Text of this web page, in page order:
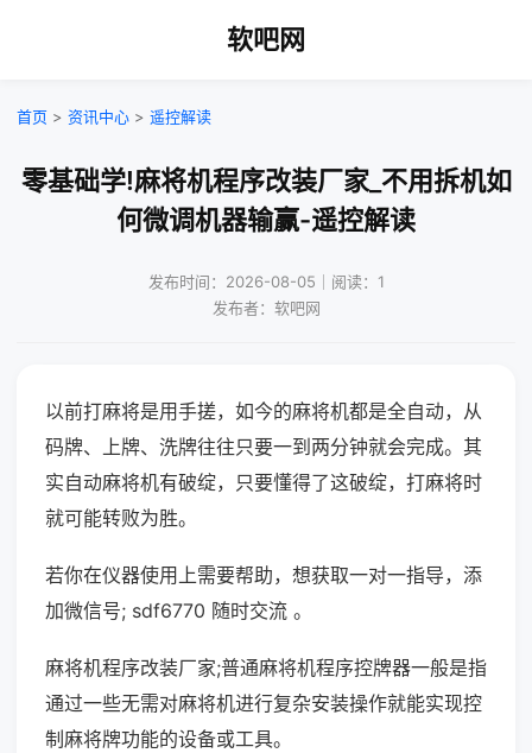
软吧网
首页 > 资讯中心 > 遥控解读
零基础学!麻将机程序改装厂家_不用拆机如
何微调机器输赢-遥控解读
发布时间：2026-08-05｜阅读：1
发布者：软吧网
以前打麻将是用手搓，如今的麻将机都是全自动，从
码牌、上牌、洗牌往往只要一到两分钟就会完成。其
实自动麻将机有破绽，只要懂得了这破绽，打麻将时
就可能转败为胜。
若你在仪器使用上需要帮助，想获取一对一指导，添
加微信号; sdf6770 随时交流 。
麻将机程序改装厂家;普通麻将机程序控牌器一般是指
通过一些无需对麻将机进行复杂安装操作就能实现控
制麻将牌功能的设备或工具。